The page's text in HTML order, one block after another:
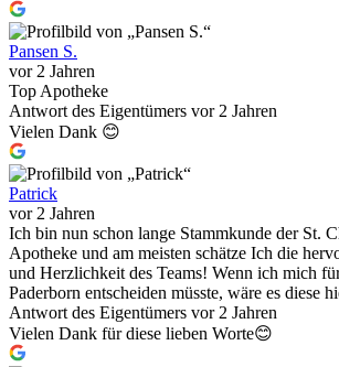
Pansen S.
vor 2 Jahren
Top Apotheke
Antwort des Eigentümers vor 2 Jahren
Vielen Dank 😊
Patrick
vor 2 Jahren
Ich bin nun schon lange Stammkunde der St.
Apotheke und am meisten schätze Ich die
und Herzlichkeit des Teams! Wenn ich mich
Paderborn entscheiden müsste, wäre es diese
Antwort des Eigentümers vor 2 Jahren
Vielen Dank für diese lieben Worte😊